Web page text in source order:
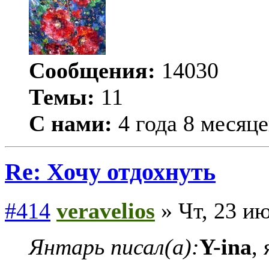
Сообщения: 14030
Темы: 11
С нами: 4 года 8
Re: Хочу отдохнуть
#414 veravelios » Чт, 23
Янтарь писал(а):Y-ina,